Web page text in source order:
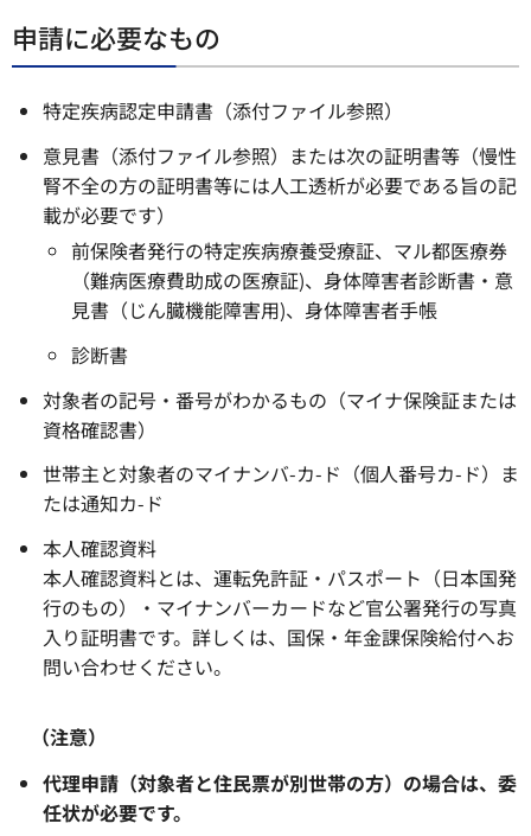
申請に必要なもの
特定疾病認定申請書（添付ファイル参照）
意見書（添付ファイル参照）または次の証明書等（慢性
腎不全の方の証明書等には人工透析が必要である旨の記
載が必要です）
前保険者発行の特定疾病療養受療証、マル都医療券
（難病医療費助成の医療証)、身体障害者診断書・意
見書（じん臓機能障害用)、身体障害者手帳
診断書
対象者の記号・番号がわかるもの（マイナ保険証または
資格確認書）
世帯主と対象者のマイナンバ-カ-ド（個人番号カ-ド）ま
たは通知カ-ド
本人確認資料
本人確認資料とは、運転免許証・パスポート（日本国発
行のもの）・マイナンバーカードなど官公署発行の写真
入り証明書です。詳しくは、国保・年金課保険給付へお
問い合わせください。
（注意）
代理申請（対象者と住民票が別世帯の方）の場合は、委
任状が必要です。